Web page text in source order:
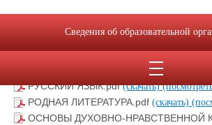
ФИЗИЧЕСКАЯ КУЛЬТУРА.pdf(скачать)
ФИЗИКА.pdf(скачать)(посмотреть)
(скачать)(посмотреть)
РУССКИЙ ЯЗЫК.pdf(скачать)
РОДНАЯ ЛИТЕРАТУРА.pdf (скачать)
ОСНОВЫ ДУХОВНО-НРАВСТВЕННОЙ
Сведения об образовательной